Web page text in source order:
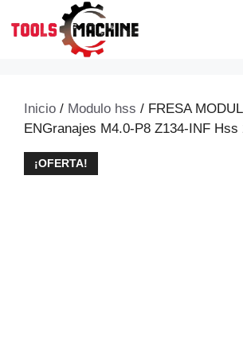
Inicio / Modulo hss / FRESA
ENGranajes M4.0-P8 Z134-INF Hss
¡OFERTA!